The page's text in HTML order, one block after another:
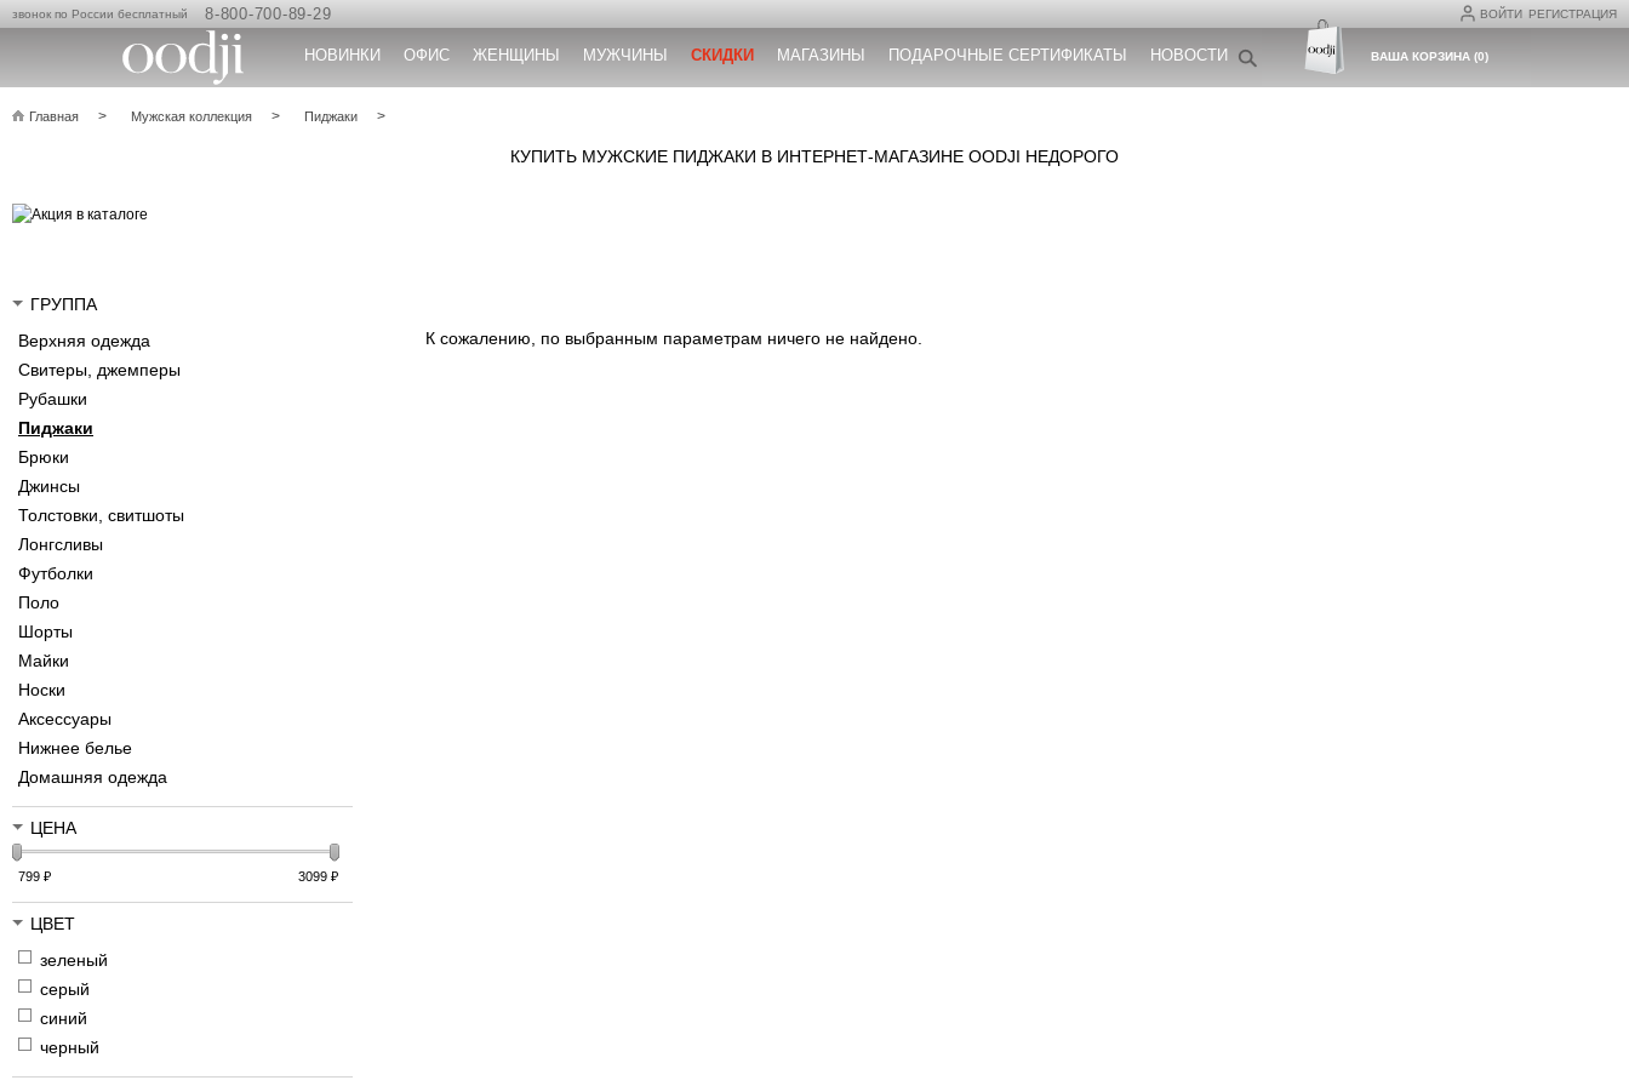
ВОЙТИ РЕГИСТРАЦИЯ
звонок по России бесплатный 8-800-700-89-29
НОВИНКИ ОФИС ЖЕНЩИНЫ МУЖЧИНЫ СКИДКИ МАГАЗИНЫ ПОДАРОЧНЫЕ СЕРТИФИКАТЫ НОВОСТИ ВАША КОРЗИНА(0)
Главная Мужская коллекция Пиджаки
КУПИТЬ МУЖСКИЕ ПИДЖАКИ В ИНТЕРНЕТ-МАГАЗИНЕ OODJI НЕДОРОГО
ГРУППА
Верхняя одежда
Свитеры, джемперы
Рубашки
Пиджаки
Брюки
Джинсы
Толстовки, свитшоты
Лонгсливы
Футболки
Поло
Шорты
Майки
Носки
Аксессуары
Нижнее белье
Домашняя одежда
ЦЕНА
799 ₽ 3099₽
ЦВЕТ
зеленый
серый
синий
черный
К сожалению, по выбранным параметрам ничего не найдено.